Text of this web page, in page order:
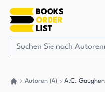
Autoren (A) A.C. Gaughen